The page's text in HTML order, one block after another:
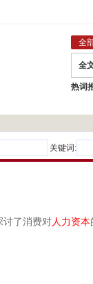
全
全
热词
关键词:
讨了消费对人力资本